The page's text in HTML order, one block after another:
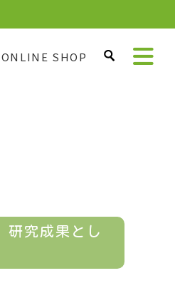
SHOP
研究成果とし